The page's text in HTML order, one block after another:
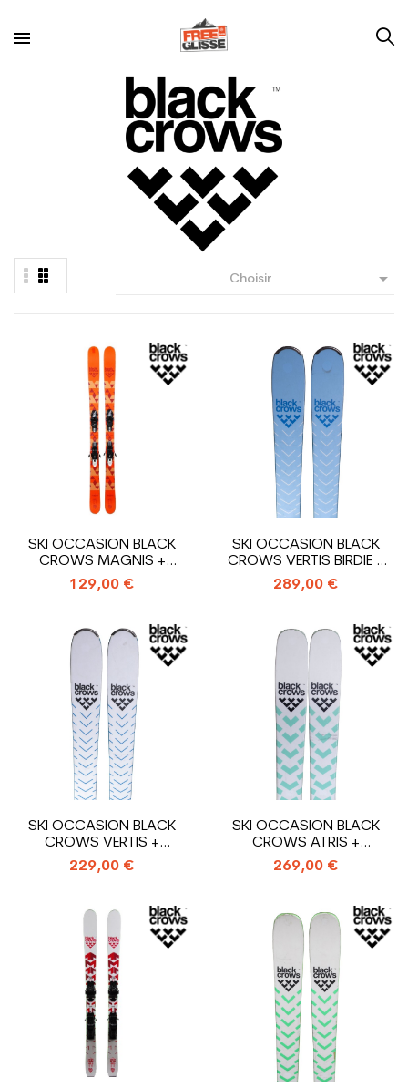
Choisir 
SKI OCCASION BLACK
CROWS MAGNIS +
FIXATIONS
129,00 €
SKI OCCASION BLACK
CROWS VERTIS BIRDIE +
FIXATIONS
289,00 €
SKI OCCASION BLACK
CROWS VERTIS +
FIXATIONS
229,00 €
SKI OCCASION BLACK
CROWS ATRIS +
FIXATIONS
269,00 €